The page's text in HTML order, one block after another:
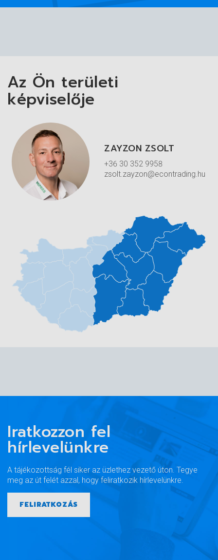
Az Ön területi
képviselője
ZAYZON ZSOLT
+36 30 352 9958
zsolt.zayzon@econtrading.hu
Iratkozzon fel
hírlevelünkre
A tájékozottság fél siker az üzlethez vezető úton. Tegye
meg az út felét azzal, hogy feliratkozik hírlevelünkre.
FELIRATKOZÁS